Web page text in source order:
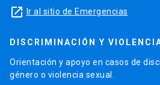
launch Ir al sitio de Emergencias
DISCRIMINACIÓN Y
Orientación y apoyo en casos de
género o violencia sexual.